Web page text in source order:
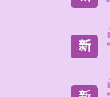
新